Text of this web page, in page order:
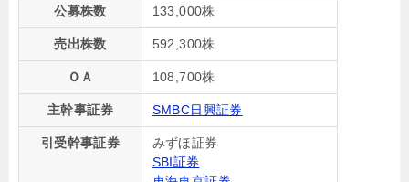
公募株数 133,000株
売出株数 592,300株
ＯＡ 108,700株
主幹事証券 SMBC日興証券
引受幹事証券
みずほ証券
SBI証券